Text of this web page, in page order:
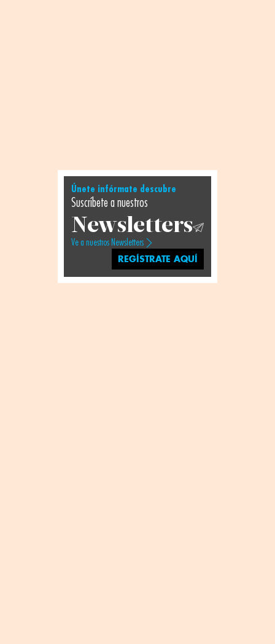
Únete infórmate descubre
Suscríbete a nuestros
Newsletters
Ve a nuestros Newsletters
REGÍSTRATE AQUÍ